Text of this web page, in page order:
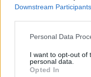
Downstream Participants
Personal Data
I want to opt-out of
personal data.
Opted In
μερίσματος - Αντλήθηκαν